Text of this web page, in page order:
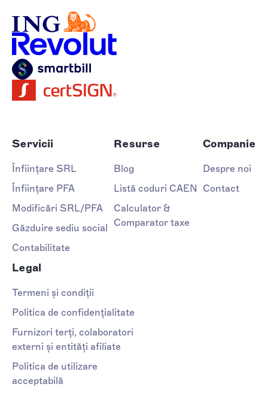
Servicii
Înființare SRL
Înființare PFA
Modificări SRL/PFA
Găzduire sediu social
Contabilitate
Resurse
Blog
Listă coduri CAEN
Calculator &
Comparator taxe
Companie
Despre noi
Contact
Legal
Termeni și condiții
Politica de confidențialitate
Furnizori terți, colaboratori
externi și entități afiliate
Politica de utilizare
acceptabilă